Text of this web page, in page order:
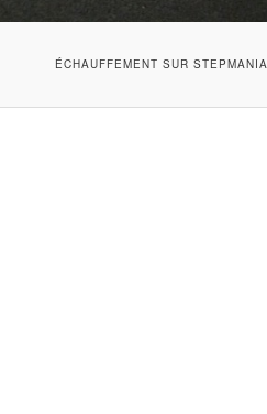
ÉCHAUFFEMENT SUR STEPMANIA